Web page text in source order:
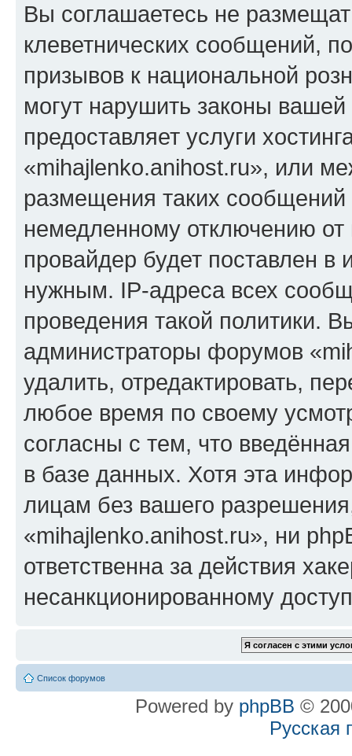
Вы соглашаетесь не
клеветнических сообщений,
призывов к национальной
могут нарушить законы
предоставляет услуги
«mihajlenko.anihost.ru», или
размещения таких
немедленному отключению
провайдер будет поставлен в
нужным. IP-адреса всех
проведения такой политики.
администраторы форумов
удалить, отредактировать,
любое время по своему
согласны с тем, что
в базе данных. Хотя эта
лицам без вашего
«mihajlenko.anihost.ru», ни
ответственна за действия
несанкционированному
Список форумов
Powered by phpBB ©
Русская